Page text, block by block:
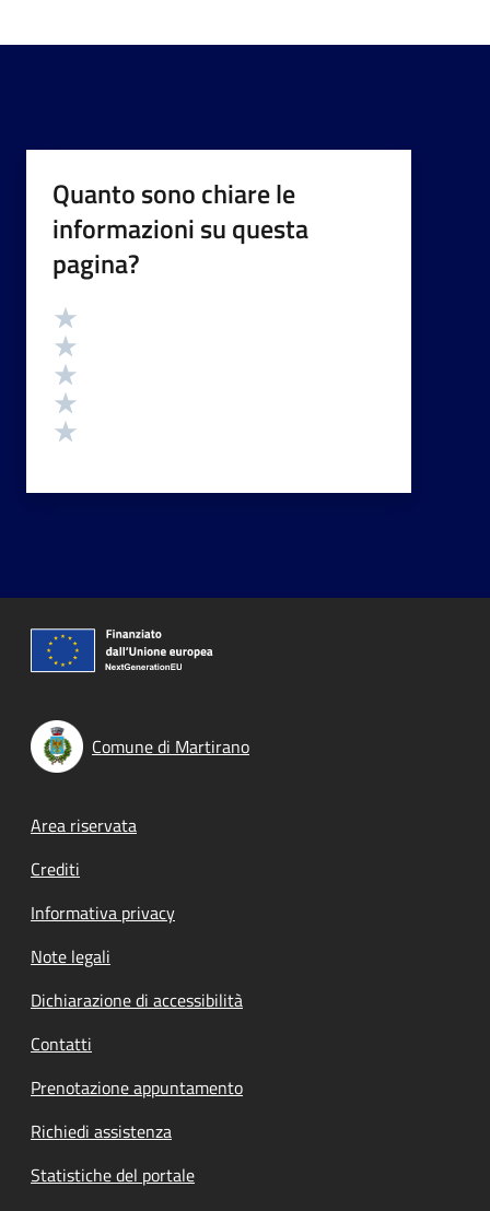
Quanto sono chiare le
informazioni su questa
pagina?
Valutazione
Comune di Martirano
Footer menu
Area riservata
Crediti
Informativa privacy
Note legali
Dichiarazione di accessibilità
Contatti
Prenotazione appuntamento
Richiedi assistenza
Statistiche del portale